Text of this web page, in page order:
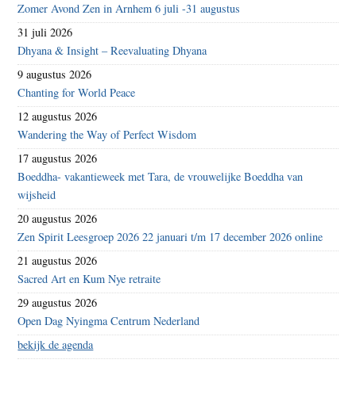
Zomer Avond Zen in Arnhem 6 juli -31 augustus
31 juli 2026
Dhyana & Insight – Reevaluating Dhyana
9 augustus 2026
Chanting for World Peace
12 augustus 2026
Wandering the Way of Perfect Wisdom
17 augustus 2026
Boeddha- vakantieweek met Tara, de vrouwelijke Boeddha van
wijsheid
20 augustus 2026
Zen Spirit Leesgroep 2026 22 januari t/m 17 december 2026 online
21 augustus 2026
Sacred Art en Kum Nye retraite
29 augustus 2026
Open Dag Nyingma Centrum Nederland
bekijk de agenda